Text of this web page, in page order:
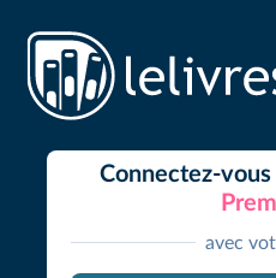
Connectez-
avec